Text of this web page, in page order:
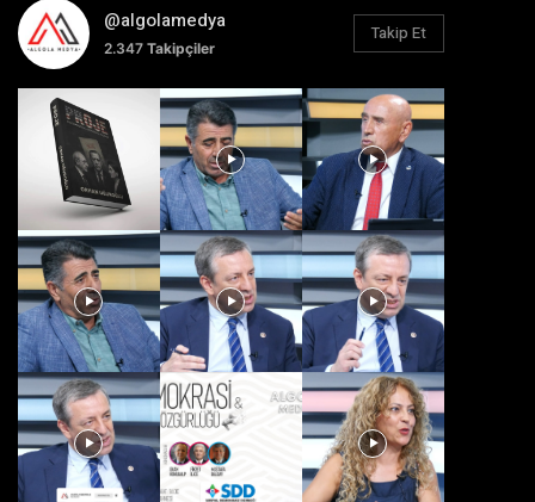
@algolamedya
2.347Takipçiler
Takip Et